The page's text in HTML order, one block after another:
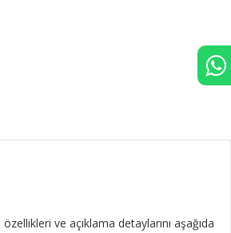
ve açıklama detaylarını aşağıda